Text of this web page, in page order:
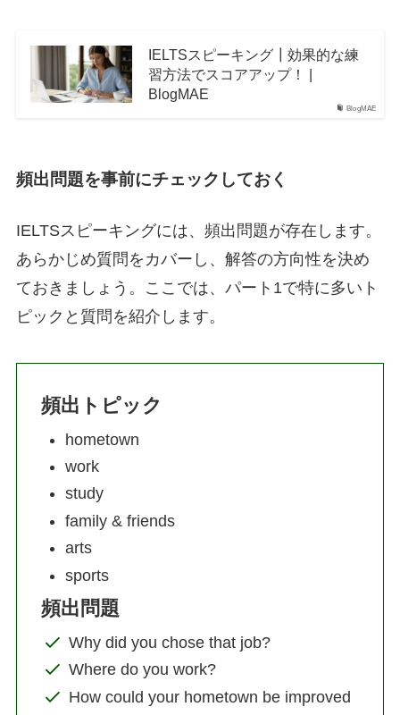
BlogMAE
IELTSスピーキング┃効果的な練
習方法でスコアアップ！ |
BlogMAE
頻出問題を事前にチェックしておく
IELTSスピーキングには、頻出問題が存在します。
あらかじめ質問をカバーし、解答の方向性を決め
ておきましょう。ここでは、パート1で特に多いト
ピックと質問を紹介します。
頻出トピック
hometown
work
study
family & friends
arts
sports
頻出問題
Why did you chose that job?
Where do you work?
How could your hometown be improved